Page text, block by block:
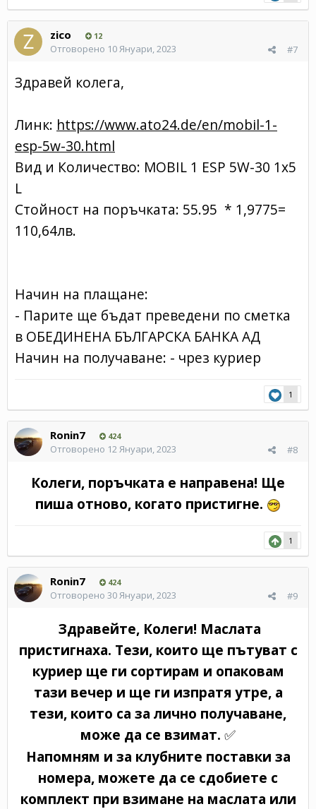
zico 12
#7
Отговорено 10 Януари, 2023
Здравей колега,
Линк: https://www.ato24.de/en/mobil-1-
esp-5w-30.html
Вид и Количество: MOBIL 1 ESP 5W-30 1x5
L
Стойност на поръчката: 55.95 * 1,9775=
110,64лв.
Начин на плащане:
- Парите ще бъдат преведени по сметка
в ОБЕДИНЕНА БЪЛГАРСКА БАНКА АД
Начин на получаване: - чрез куриер
1
Ronin7 424
#8
Отговорено 12 Януари, 2023
Колеги, поръчката е направена! Ще
пиша отново, когато пристигне.
1
Ronin7 424
#9
Отговорено 30 Януари, 2023
Здравейте, Колеги! Маслата
пристигнаха. Тези, които ще пътуват с
куриер ще ги сортирам и опаковам
тази вечер и ще ги изпратя утре, а
тези, които са за лично получаване,
може да се взимат. ✅
Напомням и за клубните поставки за
номера, можете да се сдобиете с
комплект при взимане на маслата или